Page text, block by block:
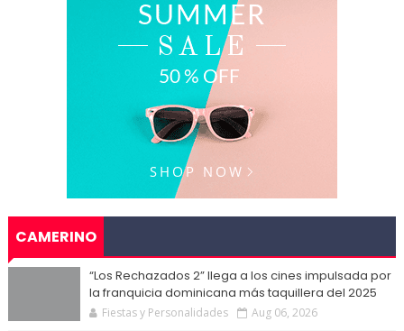
CAMERINO
“Los Rechazados 2” llega a los cines impulsada por
la franquicia dominicana más taquillera del 2025
Fiestas y Personalidades Aug 06, 2026